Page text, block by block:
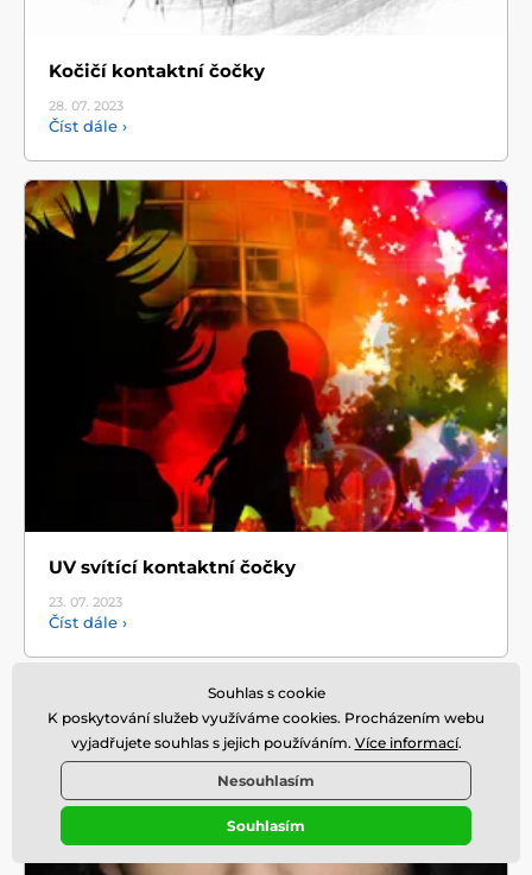
Kočičí kontaktní čočky
28. 07. 2023
Číst dále ›
UV svítící kontaktní čočky
23. 07. 2023
Číst dále ›
Souhlas s cookie
K poskytování služeb využíváme cookies. Procházením webu
vyjadřujete souhlas s jejich používáním. Více informací.
Nesouhlasím
Souhlasím